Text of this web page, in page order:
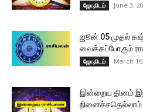
ஜோதிடம் June 3,
ஜூன் 05 முதல்
வைக்கப்போகும்
ஜோதிடம் March
இன்றைய தினம்
நினைச்சதெல்லாம்